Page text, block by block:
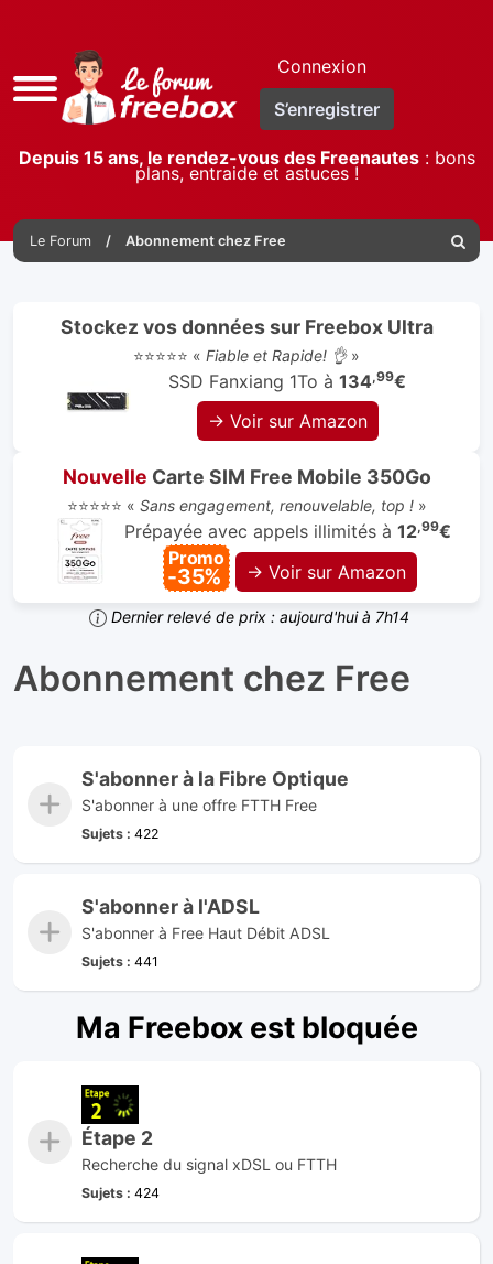
Accès
rapide
Connexion
S’enregistrer
Depuis 15 ans, le rendez-vous des Freenautes: bons
plans, entraide et astuces !
Le Forum Abonnement chez Free
Stockez vos données sur Freebox Ultra
⭐⭐⭐⭐⭐ « Fiable et Rapide! 👌»
SSD Fanxiang 1To à 134,99€
→ Voir sur Amazon
Nouvelle Carte SIM Free Mobile 350Go
⭐⭐⭐⭐⭐ « Sans engagement, renouvelable, top !»
Prépayée avec appels illimités à 12,99€
Promo
-35% → Voir sur Amazon
Dernier relevé de prix : aujourd'hui à 7h14
Abonnement chez Free
S'abonner à la Fibre Optique
S'abonner à une offre FTTH Free
Sujets : 422
S'abonner à l'ADSL
S'abonner à Free Haut Débit ADSL
Sujets : 441
Ma Freebox est bloquée
Étape 2
Recherche du signal xDSL ou FTTH
Sujets : 424